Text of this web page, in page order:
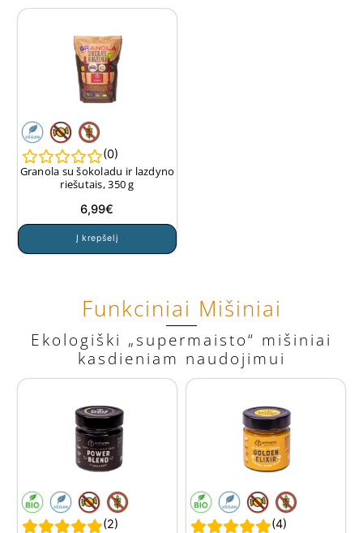
(0)
Granola su šokoladu ir lazdyno
riešutais, 350 g
6,99€
Į krepšelį
Funkciniai Mišiniai
Ekologiški „supermaisto“ mišiniai
kasdieniam naudojimui
(2)
(4)